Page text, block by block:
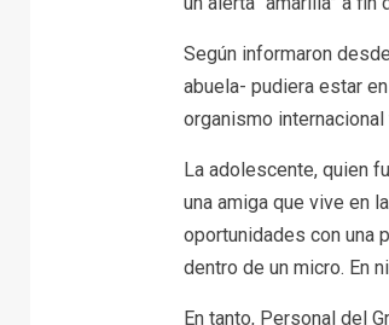
Según informaron
abuela- pudiera estar
organismo
La adolescente, quien
una amiga que vive en
oportunidades con una
dentro de un micro. En
En tanto, Personal del